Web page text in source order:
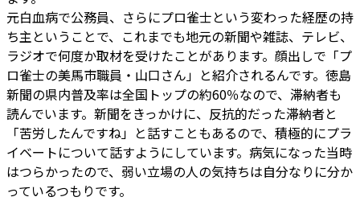
元白血病で公務員、さらにプロ雀士という変わった経歴の持
ち主ということで、これまでも地元の新聞や雑誌、テレビ、
ラジオで何度か取材を受けたことがあります。顔出しで「プ
ロ雀士の美馬市職員・山口さん」と紹介されるんです。徳島
新聞の県内普及率は全国トップの約60％なので、滞納者も
読んでいます。新聞をきっかけに、反抗的だった滞納者と
「苦労したんですね」と話すこともあるので、積極的にプラ
イベートについて話すようにしています。病気になった当時
はつらかったので、弱い立場の人の気持ちは自分なりに分か
っているつもりです。